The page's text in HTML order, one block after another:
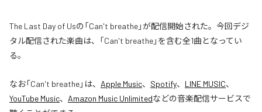
The Last Day of Usの「Can't breathe」が配信開始された。今回デジ
タル配信された楽曲は、「Can't breathe」を含む全1曲となってい
る。
なお「Can't breathe」は、 Apple Music、 Spotify、 LINE MUSIC、
YouTube Music、 Amazon Music Unlimitedなどの音楽配信サービスで